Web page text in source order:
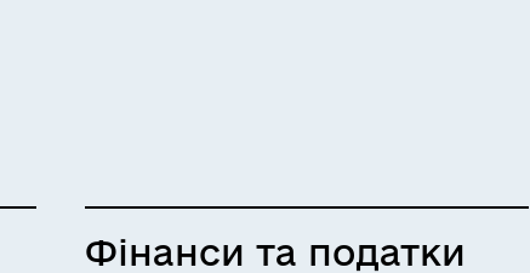
Фінанси та податки